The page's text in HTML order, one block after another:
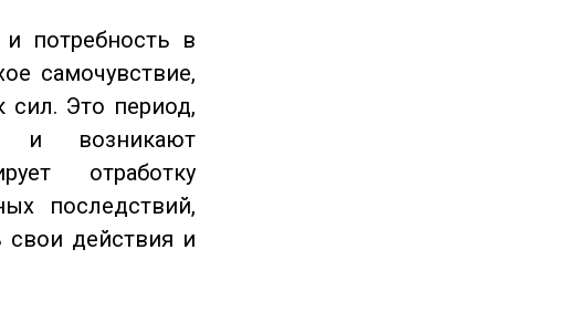
потребность в
самочувствие,
сил. Это период,
и возникают
отработку
последствий,
свои действия и